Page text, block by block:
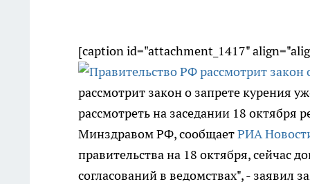
[caption id="attachment_1417"
рассмотрит закон о запрете курения
рассмотреть на заседании 18
Минздравом РФ, сообщаетРИА
правительства на 18 октября, сейчас
согласований в ведомствах", - заявил